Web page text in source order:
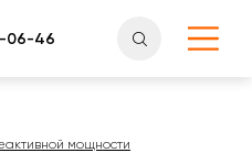
мощности